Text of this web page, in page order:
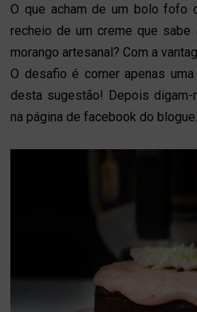
O que acham de um bolo fofo
recheio de um creme que
morango artesanal? Com a
O desafio é comer apenas
desta sugestão! Depois
na página de facebook do blogue.